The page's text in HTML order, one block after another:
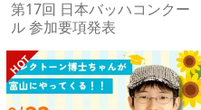
第17回 日本バッハコンクー
ル 参加要項発表